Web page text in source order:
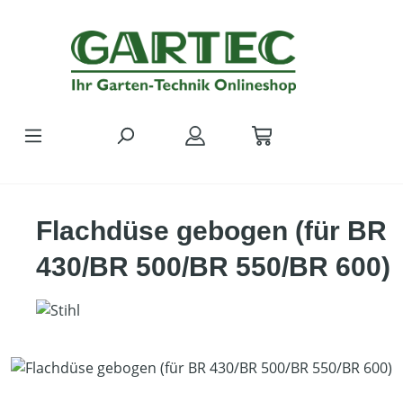
Flachdüse gebogen (für BR
430/BR 500/BR 550/BR 600)
Bildergalerie überspringen